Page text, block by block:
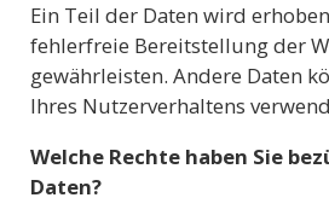
Ein Teil der Daten wird
fehlerfreie Bereitstellung der
gewährleisten. Andere Daten
Ihres Nutzerverhaltens
Welche Rechte haben Sie
Daten?